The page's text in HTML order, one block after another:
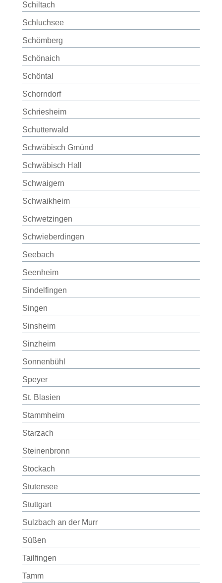
Schiltach
Schluchsee
Schömberg
Schönaich
Schöntal
Schorndorf
Schriesheim
Schutterwald
Schwäbisch Gmünd
Schwäbisch Hall
Schwaigern
Schwaikheim
Schwetzingen
Schwieberdingen
Seebach
Seenheim
Sindelfingen
Singen
Sinsheim
Sinzheim
Sonnenbühl
Speyer
St. Blasien
Stammheim
Starzach
Steinenbronn
Stockach
Stutensee
Stuttgart
Sulzbach an der Murr
Süßen
Tailfingen
Tamm